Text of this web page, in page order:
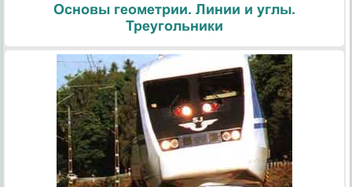
Основы геометрии. Линии и углы.
Треугольники